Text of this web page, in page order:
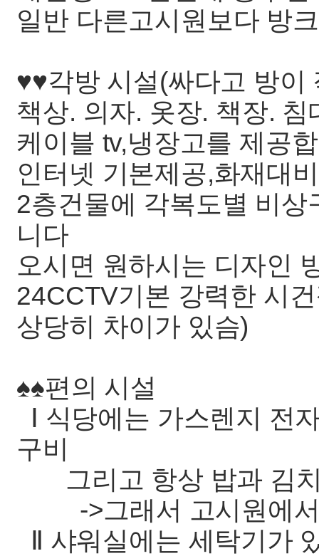
일반 다른고시원보다 방
♥♥각방 시설(싸다고 방이
책상. 의자. 옷장. 책장.
케이블 tv,냉장고를 제공
인터넷 기본제공,화재대
2층건물에 각복도별 비
니다
오시면 원하시는 디자인
24CCTV기본 강력한 시
상당히 차이가 있슴)
♠♠편의 시설
Ⅰ 식당에는 가스렌지 전
구비
그리고 항상 밥과 김치
->그래서 고시원에서
Ⅱ 샤워실에는 세탁기가